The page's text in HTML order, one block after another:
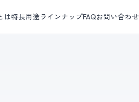
は特長用途ラインナップFAQお問い合わせ